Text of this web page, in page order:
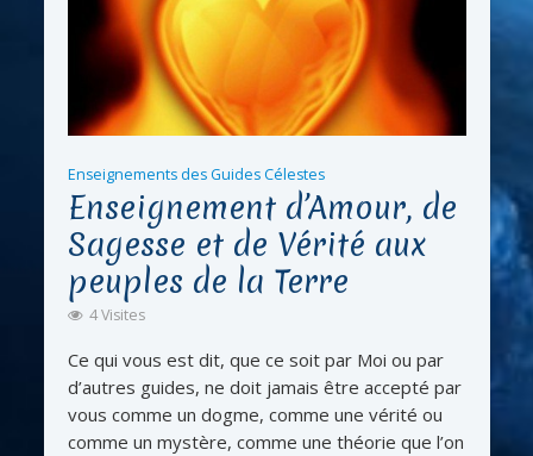
Enseignements des Guides Célestes
Enseignement d’Amour, de
Sagesse et de Vérité aux
peuples de la Terre
4 Visites
Ce qui vous est dit, que ce soit par Moi ou par
d’autres guides, ne doit jamais être accepté par
vous comme un dogme, comme une vérité ou
comme un mystère, comme une théorie que l’on